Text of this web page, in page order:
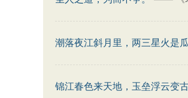
潮落夜江斜月里，两三星火是瓜
锦江春色来天地，玉垒浮云变古